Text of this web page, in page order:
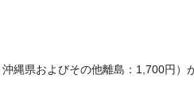
縄県およびその他離島：1,700円